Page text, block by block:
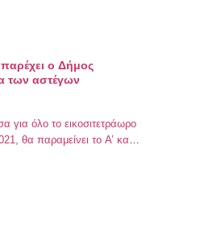
ο Δήμος
των αστέγων
για όλο το εικοσιτετράωρο
θα παραμείνει το Α’ και
Θεάτρου, εν όψει των